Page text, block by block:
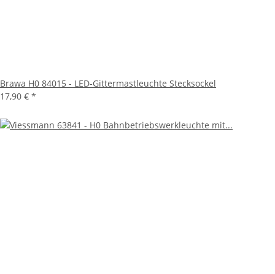
Brawa H0 84015 - LED-Gittermastleuchte Stecksockel
17,90 € *